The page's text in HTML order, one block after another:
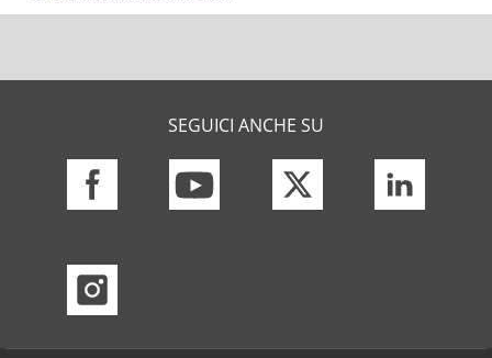
SEGUICI ANCHE SU